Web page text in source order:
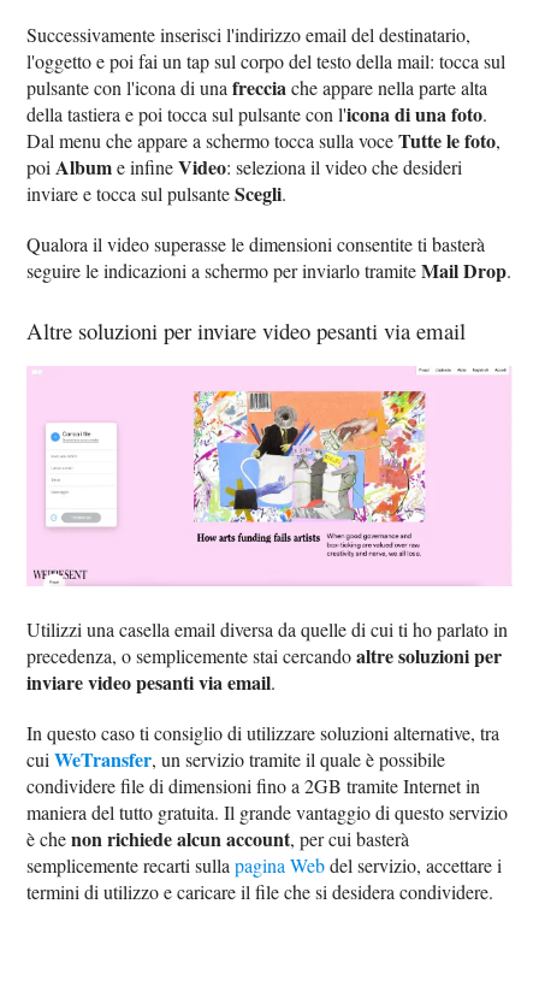
Successivamente inserisci l'indirizzo email del destinatario,
l'oggetto e poi fai un tap sul corpo del testo della mail: tocca sul
pulsante con l'icona di unafrecciache appare nella parte alta
della tastiera e poi tocca sul pulsante con l'icona di una foto.
Dal menu che appare a schermo tocca sulla voceTutte le foto,
poiAlbume infineVideo: seleziona il video che desideri
inviare e tocca sul pulsanteScegli.
Qualora il video superasse le dimensioni consentite ti basterà
seguire le indicazioni a schermo per inviarlo tramiteMail Drop.
Altre soluzioni per inviare video pesanti via email
Utilizzi una casella email diversa da quelle di cui ti ho parlato in
precedenza, o semplicemente stai cercandoaltre soluzioni per
inviare video pesanti via email.
In questo caso ti consiglio di utilizzare soluzioni alternative, tra
cuiWeTransfer, un servizio tramite il quale è possibile
condividere file di dimensioni fino a 2GB tramite Internet in
maniera del tutto gratuita. Il grande vantaggio di questo servizio
è chenon richiede alcun account, per cui basterà
semplicemente recarti sullapagina Webdel servizio, accettare i
termini di utilizzo e caricare il file che si desidera condividere.